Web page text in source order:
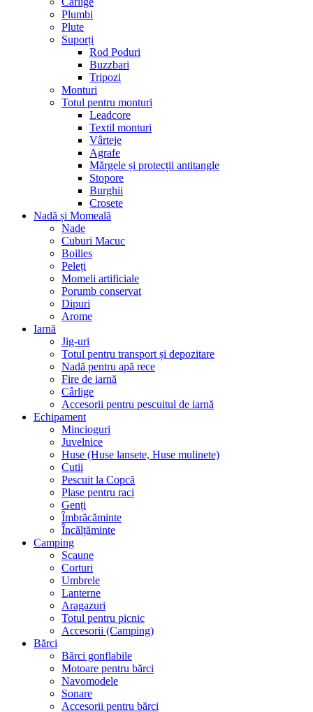
Plumbi
Plute
Suporți
Rod Poduri
Buzzbari
Tripozi
Monturi
Totul pentru monturi
Leadcore
Textil monturi
Vârteje
Agrafe
Mărgele și protecții antitangle
Stopore
Burghii
Crosete
Nadă și Momeală
Nade
Cuburi Macuc
Boilies
Peleți
Momeli artificiale
Porumb conservat
Dipuri
Arome
Iarnă
Jig-uri
Totul pentru transport și depozitare
Nadă pentru apă rece
Fire de iarnă
Cârlige
Accesorii pentru pescuitul de iarnă
Echipament
Mincioguri
Juvelnice
Huse (Huse lansete, Huse mulinete)
Cutii
Pescuit la Copcă
Plase pentru raci
Genți
Îmbrăcăminte
Încălțăminte
Camping
Scaune
Corturi
Umbrele
Lanterne
Aragazuri
Totul pentru picnic
Accesorii (Camping)
Bărci
Bărci gonflabile
Motoare pentru bărci
Navomodele
Sonare
Accesorii pentru bărci